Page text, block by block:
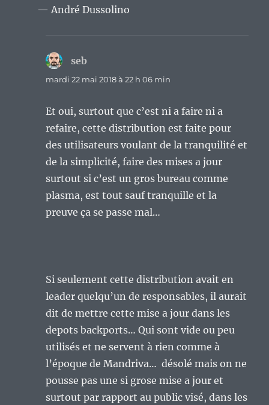
— André Dussolino
seb
mardi 22 mai 2018 à 22 h 06 min
Et oui, surtout que c’est ni a faire ni a
refaire, cette distribution est faite pour
des utilisateurs voulant de la tranquilité et
de la simplicité, faire des mises a jour
surtout si c’est un gros bureau comme
plasma, est tout sauf tranquille et la
preuve ça se passe mal…
Si seulement cette distribution avait en
leader quelqu’un de responsables, il aurait
dit de mettre cette mise a jour dans les
depots backports… Qui sont vide ou peu
utilisés et ne servent à rien comme à
l’époque de Mandriva… désolé mais on ne
pousse pas une si grose mise a jour et
surtout par rapport au public visé, dans les